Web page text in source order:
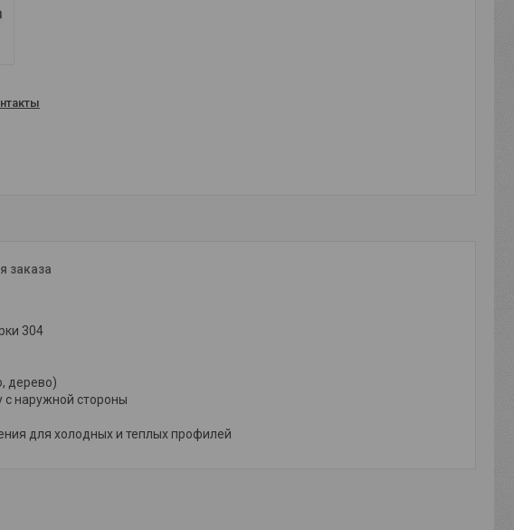
заказа
304
дерево)
с наружной стороны
для холодных и теплых профилей